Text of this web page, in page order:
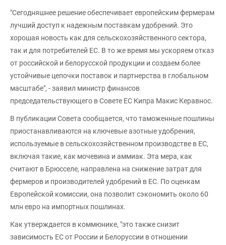
"Сегодняшнее решение обеспечивает европейским фермерам
лучший доступ к надежным поставкам удобрений. Это
хорошая новость как для сельскохозяйственного сектора,
так и для потребителей ЕС. В то же время мы ускоряем отказ
от российской и белорусской продукции и создаем более
устойчивые цепочки поставок и партнерства в глобальном
масштабе", - заявил министр финансов
председательствующего в Совете ЕС Кипра Макис Керавнос.
В публикации Совета сообщается, что таможенные пошлины
приостанавливаются на ключевые азотные удобрения,
используемые в сельскохозяйственном производстве в ЕС,
включая такие, как мочевина и аммиак. Эта мера, как
считают в Брюсселе, направлена на снижение затрат для
фермеров и производителей удобрений в ЕС. По оценкам
Европейской комиссии, она позволит сэкономить около 60
млн евро на импортных пошлинах.
Как утверждается в коммюнике, "это также снизит
зависимость ЕС от России и Белоруссии в отношении